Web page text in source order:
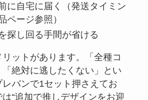
に自宅に届く（発送タイミン
ページ参照）
探し回る手間が省ける
リットがあります。「全種コ
「絶対に逃したくない」とい
レバンで1セット押さえてお
“追加で推しデザインをお迎